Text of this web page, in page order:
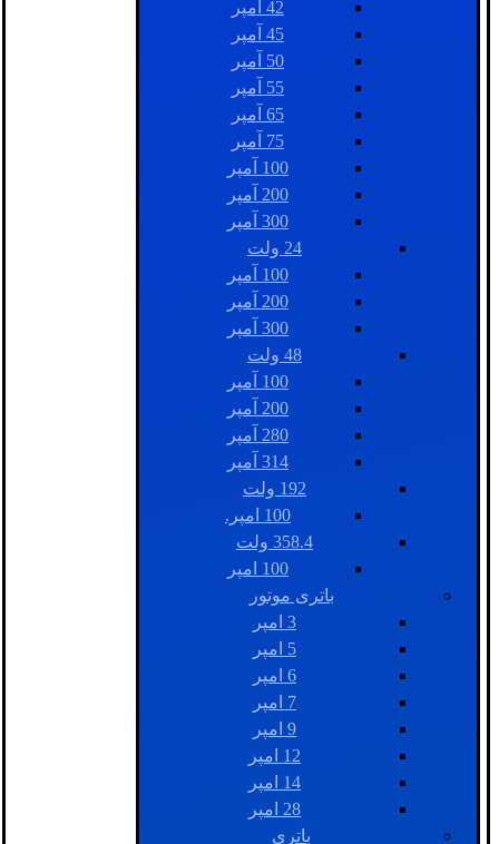
42 آمپر
45 آمپر
50 آمپر
55 آمپر
65 آمپر
75 آمپر
100 آمپر
200 آمپر
300 آمپر
24 ولت
100 آمپر
200 آمپر
300 آمپر
48 ولت
100 آمپر
200 آمپر
280 آمپر
314 آمپر
192 ولت
100 امپر.
358.4 ولت
100 امپر
باتری موتور
3 امپر
5 امپر
6 امپر
7 امپر
9 امپر
12 امپر
14 امپر
28 امپر
باتری